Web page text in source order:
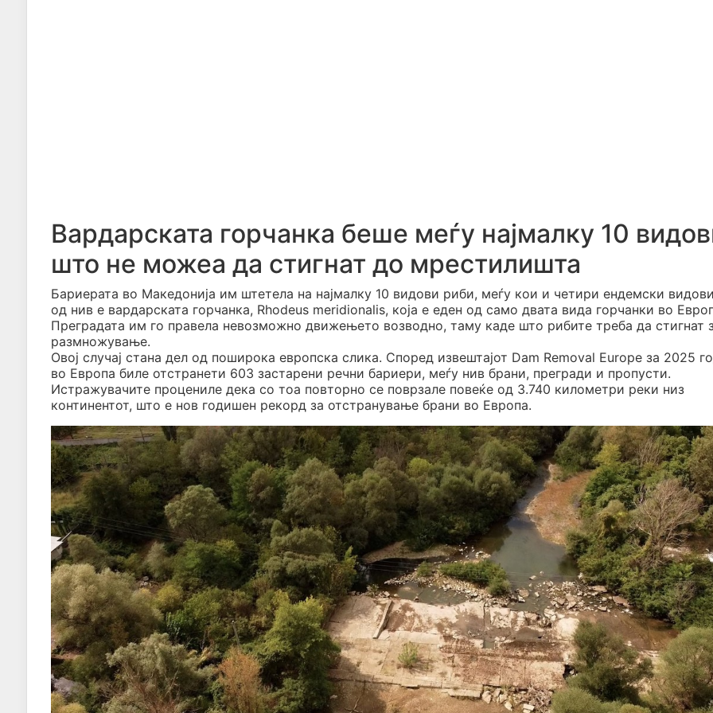
Вардарската горчанка беше меѓу најмалку 10
што не можеа да стигнат до мрестилишта
Бариерата во Македонија им штетела на најмалку 10 видови риби, меѓу кои и четири ендемски
од нив е вардарската горчанка, Rhodeus meridionalis, која е еден од само двата вида горчанки во
Преградата им го правела невозможно движењето возводно, таму каде што рибите треба да стигнат
размножување.
Овој случај стана дел од поширока европска слика. Според извештајот Dam Removal Europe за 2025
во Европа биле отстранети 603 застарени речни бариери, меѓу нив брани, прегради и пропусти.
Истражувачите процениле дека со тоа повторно се поврзале повеќе од 3.740 километри реки низ
континентот, што е нов годишен рекорд за отстранување брани во Европа.